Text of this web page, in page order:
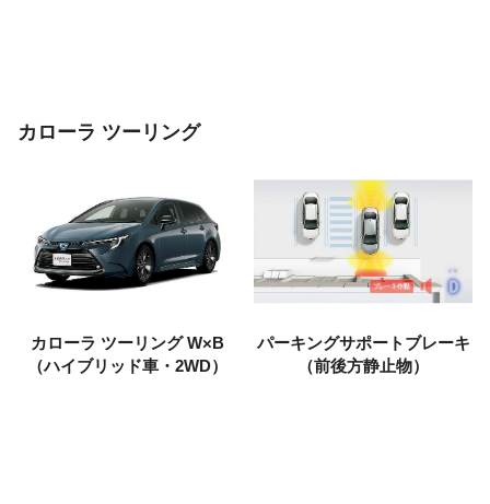
カローラ ツーリング
カローラ ツーリングW×B
（ハイブリッド車・2WD）
パーキングサポートブレーキ
（前後方静止物）